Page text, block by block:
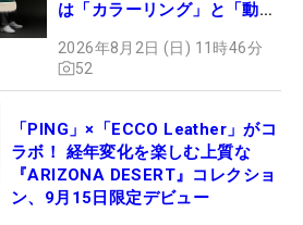
は「カラーリング」と「動き
2026年8月2日 (日) 11時46分
52
「PING」×「ECCO Leather」がコ
ラボ！ 経年変化を楽しむ上質な
『ARIZONA DESERT』コレクショ
ン、9月15日限定デビュー